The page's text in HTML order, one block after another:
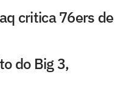
critica 76ers de
do Big 3,